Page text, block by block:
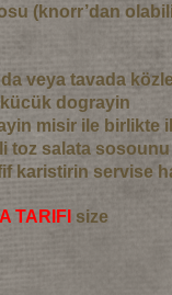
(knorr’dan
veya tavada
dograyin
misir ile birlikte
toz salata
karistirin servise
TARIFI size